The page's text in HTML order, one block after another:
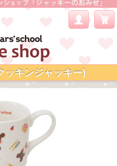
ッキンジャッキー)